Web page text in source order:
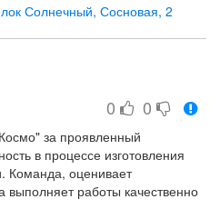
и цены
Солнечный, Сосновая, 2
0 0
за проявленный
в процессе изготовления
Команда, оценивает
выполняет работы качественно